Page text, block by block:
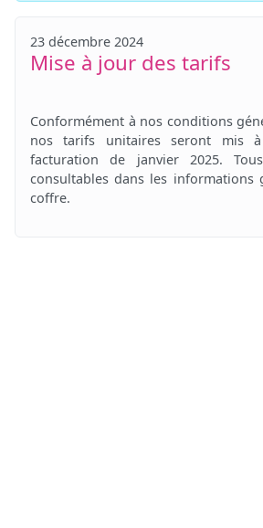
23 décembre 2024
Mise à jour des tarifs
Conformément à nos conditions
nos tarifs unitaires seront mis
facturation de janvier 2025.
consultables dans les informations
coffre.